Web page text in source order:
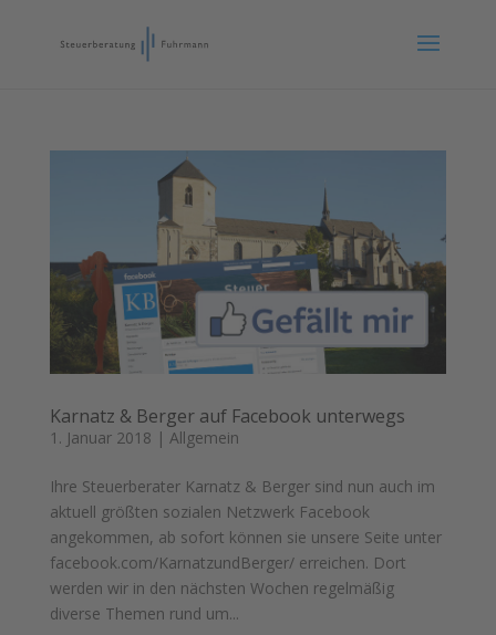
Karnatz & Berger auf Facebook unterwegs
1. Januar 2018 | Allgemein
Ihre Steuerberater Karnatz & Berger sind nun auch im
aktuell größten sozialen Netzwerk Facebook
angekommen, ab sofort können sie unsere Seite unter
facebook.com/KarnatzundBerger/ erreichen. Dort
werden wir in den nächsten Wochen regelmäßig
diverse Themen rund um...